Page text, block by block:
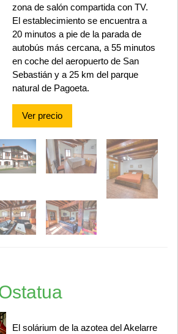
zona de salón compartida con TV.
El establecimiento se encuentra a
20 minutos a pie de la parada de
autobús más cercana, a 55 minutos
en coche del aeropuerto de San
Sebastián y a 25 km del parque
natural de Pagoeta.
Ver precio
El solárium de la azotea del Akelarre